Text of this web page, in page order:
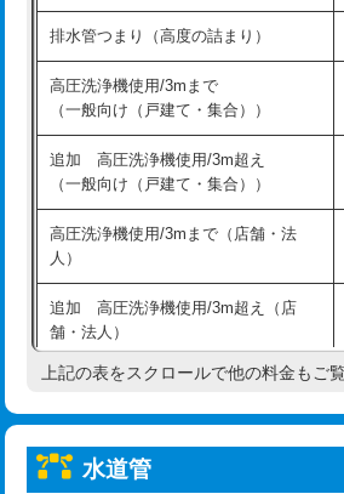
給水管工事※（ホール加工)
給水管工事※（バンド止め)
給水管工事※（支持金具設置)
給水管工事※（保温材使用（バンド止
め込み）)
給水管工事※（土の掘削・埋め戻し作
業)
給水管工事※（塩ビ管（VP・HI）使
用/3ｍまで)
給水管工事※（塩ビ管（VP・HI）使
給水管工事※（ライニング鋼管・銅
管・ポリ管・HT管使用/3ｍまで)
排水管つまり（高度の詰まり）
高圧洗浄機使用/3mまで
（一般向け（戸建て・集合））
追加 高圧洗浄機使用/3m超え
（一般向け（戸建て・集合））
高圧洗浄機使用/3mまで（店舗・法
人）
追加 高圧洗浄機使用/3m超え（店
舗・法人）
高度高圧洗浄換
トーラー機使用/3mまで
上記の表をスクロールで他の料金もご
水道管